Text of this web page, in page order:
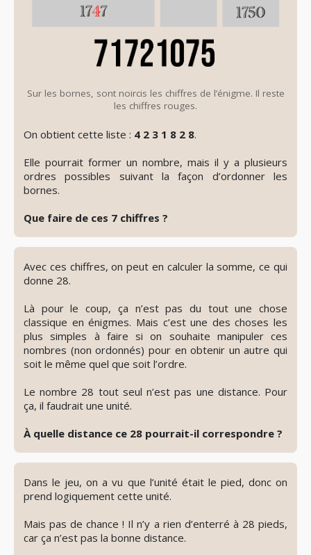
Sur les bornes, sont noircis les chiffres de l’énigme. Il reste
les chiffres rouges.
On obtient cette liste : 4 2 3 1 8 2 8.
Elle pourrait former un nombre, mais il y a plusieurs
ordres possibles suivant la façon d’ordonner les
bornes.
Que faire de ces 7 chiffres ?
le
Avec ces chiffres, on peut en calculer la somme, ce qui
donne 28.
Là pour le coup, ça n’est pas du tout une chose
classique en énigmes. Mais c’est une des choses les
plus simples à faire si on souhaite manipuler ces
nombres (non ordonnés) pour en obtenir un autre qui
soit le même quel que soit l’ordre.
Le nombre 28 tout seul n’est pas une distance. Pour
ça, il faudrait une unité.
À quelle distance ce 28 pourrait-il correspondre ?
le
Dans le jeu, on a vu que l’unité était le pied, donc on
prend logiquement cette unité.
Mais pas de chance ! Il n’y a rien d’enterré à 28 pieds,
car ça n’est pas la bonne distance.